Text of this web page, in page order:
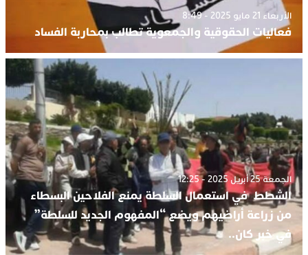
الأربعاء 21 مايو 2025 - 8:49
فعاليات الحقوقية والجمعوية تطالب بمحاربة الفساد
الجمعة 25 أبريل 2025 - 12:25
الشطط في استعمال السلطة يمنع الفلاحين البسطاء
من زراعة أراضيهم ويضع “المفهوم الجديد للسلطة”
في خبر كان..